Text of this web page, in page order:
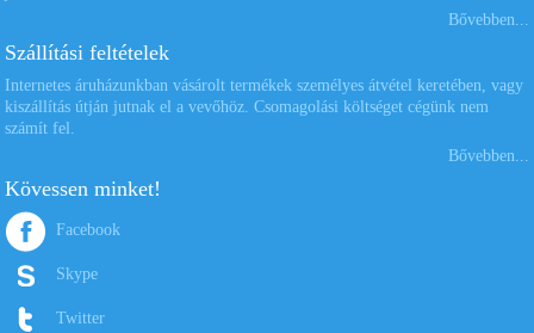
Bővebben...
Szállítási feltételek
Internetes áruházunkban vásárolt termékek személyes átvétel keretében, vagy
kiszállítás útján jutnak el a vevőhöz. Csomagolási költséget cégünk nem
számít fel.
Bővebben...
Kövessen minket!
Facebook
Skype
Twitter